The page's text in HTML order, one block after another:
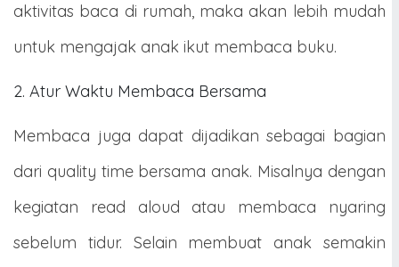
aktivitas baca di rumah, maka akan lebih mudah
untuk mengajak anak ikut membaca buku.
2. Atur Waktu Membaca Bersama
Membaca juga dapat dijadikan sebagai bagian
dari quality time bersama anak. Misalnya dengan
kegiatan read aloud atau membaca nyaring
sebelum tidur. Selain membuat anak semakin